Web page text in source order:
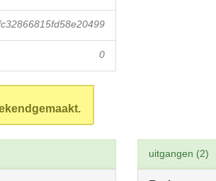
0
uitgangen (2)